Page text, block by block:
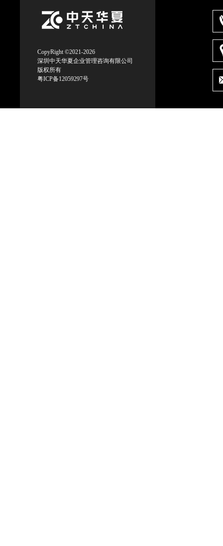
CopyRight ©2021-2026
深圳中天华夏企业管理咨询有限公司
版权所有
粤ICP备12059297号